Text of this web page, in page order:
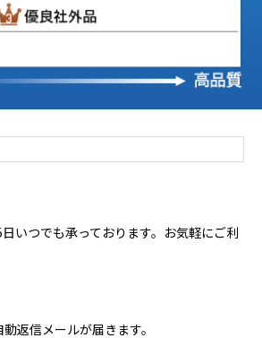
いつでも承っております。お気軽にご利
返信メールが届きます。